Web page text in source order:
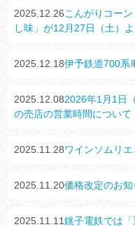
2025.12.26こんがりコー
し味」が12月27日（土）よ
2025.12.18伊予鉄道700系
2025.12.082026年1月1日
の売店の営業時間について
2025.11.28ワインソムリ
2025.11.20価格改定のお知
2025.11.11銚子電鉄では